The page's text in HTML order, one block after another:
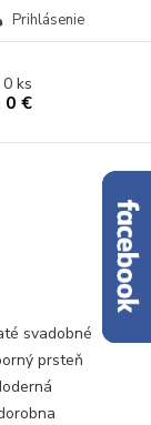
Prihlásenie
0ks
0 €
svadobné
prsteň